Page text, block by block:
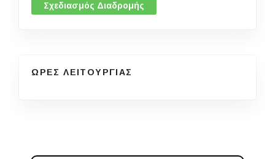
Σχεδιασμός Διαδρομής
ΩΡΕΣ ΛΕΙΤΟΥΡΓΙΑΣ